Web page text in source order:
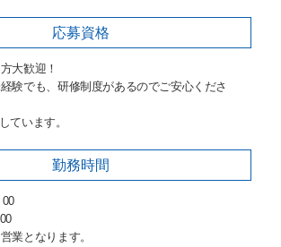
応募資格
大歓迎！
験でも、研修制度があるのでご安心くださ
ています。
勤務時間
業となります。